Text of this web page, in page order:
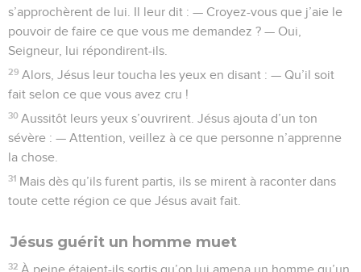
s’approchèrent de lui. Il leur dit : — Croyez-vous que j’aie le
pouvoir de faire ce que vous me demandez ? — Oui,
Seigneur, lui répondirent-ils.
29 Alors, Jésus leur toucha les yeux en disant : — Qu’il soit
fait selon ce que vous avez cru !
30 Aussitôt leurs yeux s’ouvrirent. Jésus ajouta d’un ton
sévère : — Attention, veillez à ce que personne n’apprenne
la chose.
31 Mais dès qu’ils furent partis, ils se mirent à raconter dans
toute cette région ce que Jésus avait fait.
Jésus guérit un homme muet
32 À peine étaient-ils sortis qu’on lui amena un homme qu’un